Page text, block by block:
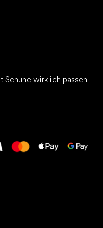
Schuhe wirklich passen